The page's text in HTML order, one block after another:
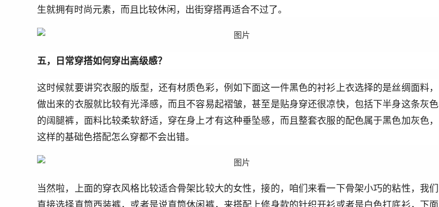
生就拥有时尚元素，而且比较休闲，出街穿搭再适合不过了。
五，日常穿搭如何穿出高级感？
这时候就要讲究衣服的版型，还有材质色彩，例如下面这一件黑色的衬衫上衣选择的是丝绸面料，
做出来的衣服就比较有光泽感，而且不容易起褶皱，甚至是贴身穿还很凉快，包括下半身这条灰色
的阔腿裤，面料比较柔软舒适，穿在身上才有这种垂坠感，而且整套衣服的配色属于黑色加灰色，
这样的基础色搭配怎么穿都不会出错。
当然啦，上面的穿衣风格比较适合骨架比较大的女性，接的，咱们来看一下骨架小巧的粘性，我们
直接选择直筒西装裤，或者是说直筒休闲裤，来搭配上修身款的针织开衫或者是白色打底衫，下面